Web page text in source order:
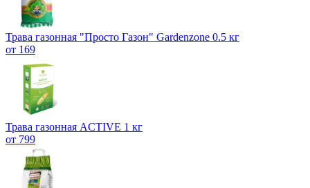
Трава газонная "Просто Газон" Gardenzone 0.5 кг
от 169
Трава газонная ACTIVE 1 кг
от 799